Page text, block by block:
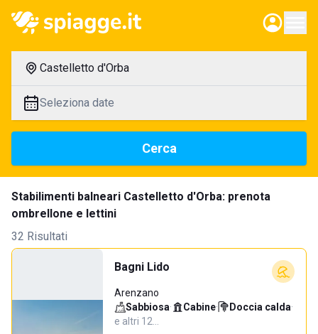
Castelletto d'Orba
Seleziona date
Cerca
Stabilimenti balneari Castelletto d'Orba: prenota
ombrellone e lettini
32 Risultati
Bagni Lido
Arenzano
Sabbiosa· Cabine· Doccia calda·
e altri 12…